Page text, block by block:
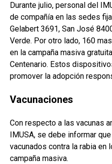
Durante julio, personal del
de compañía en las sedes
Gelabert 3691, San José
Verde. Por otro lado, 160
en la campaña masiva
Centenario. Estos
promover la adopción
Vacunaciones
Con respecto a las vacunas
IMUSA, se debe informar
vacunados contra la rabia
campaña masiva.